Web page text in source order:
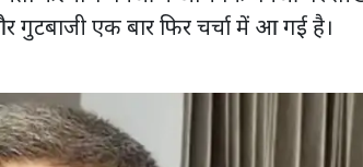
गुटबाजी एक बार फिर चर्चा में आ गई है।